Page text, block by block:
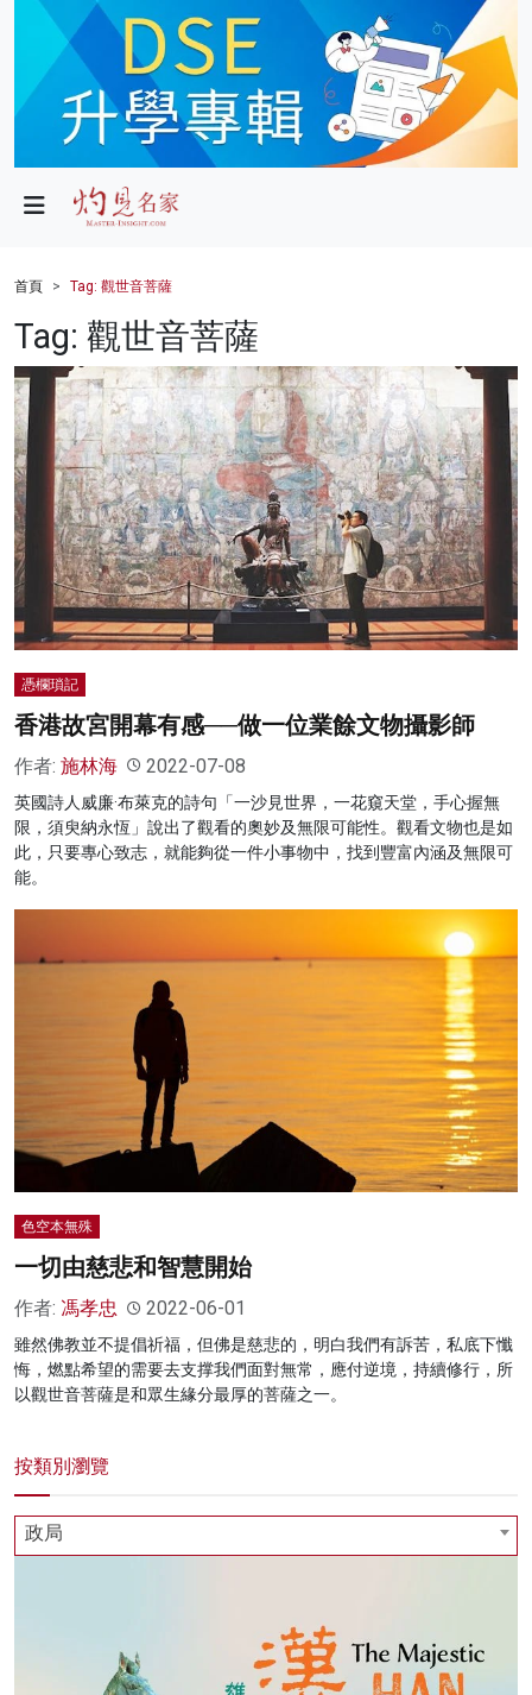
政局
財經
健康
商業
科技
影片
名家榜
灼見活動
首頁 Tag: 觀世音菩薩
Tag: 觀世音菩薩
憑欄瑣記
香港故宮開幕有感──做一位業餘文物攝影師
作者: 施林海 2022-07-08
英國詩人威廉·布萊克的詩句「一沙見世界，一花窺天堂，手心握無
限，須臾納永恆」說出了觀看的奧妙及無限可能性。觀看文物也是如
此，只要專心致志，就能夠從一件小事物中，找到豐富內涵及無限可
能。
色空本無殊
一切由慈悲和智慧開始
作者: 馮孝忠 2022-06-01
雖然佛教並不提倡祈福，但佛是慈悲的，明白我們有訴苦，私底下懺
悔，燃點希望的需要去支撑我們面對無常，應付逆境，持續修行，所
以觀世音菩薩是和眾生緣分最厚的菩薩之一。
按類別瀏覽
政局